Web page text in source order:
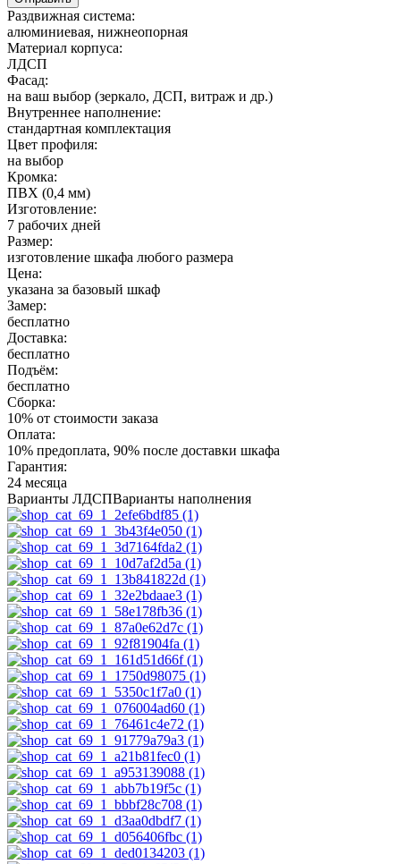
Раздвижная система:
алюминиевая, нижнеопорная
Материал корпуса:
ЛДСП
Фасад:
на ваш выбор (зеркало, ДСП, витраж и др.)
Внутреннее наполнение:
стандартная комплектация
Цвет профиля:
на выбор
Кромка:
ПВХ (0,4 мм)
Изготовление:
7 рабочих дней
Размер:
изготовление шкафа любого размера
Цена:
указана за базовый шкаф
Замер:
бесплатно
Доставка:
бесплатно
Подъём:
бесплатно
Сборка:
10% от стоимости заказа
Оплата:
10% предоплата, 90% после доставки шкафа
Гарантия:
24 месяца
Варианты ЛДСПВарианты наполнения